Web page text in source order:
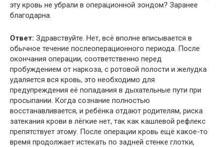
эту кровь не убрали в операционной зондом? Заранее
благодарна.
Ответ: Здравствуйте. Нет, всё вполне вписывается в
обычное течение послеоперационного периода. После
окончания операции, соответственно перед
пробуждением от наркоза, с ротовой полости и желудка
удаляется вся кровь, это необходимо для
предупреждения её попадания в дыхательные пути при
просыпании. Когда сознание полностью
восстанавливается, и ребёнка отдают родителям, риска
затекания крови в лёгкие нет, так как кашлевой рефлекс
препятствует этому. После операции кровь ещё какое-то
время продолжает истекать по задней стенке глотки,